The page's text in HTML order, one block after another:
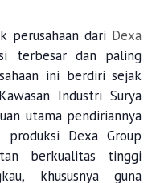
perusahaan dari Dexa
terbesar dan paling
ini berdiri sejak
Industri Surya
utama pendiriannya
Dexa Group
berkualitas tinggi
khususnya guna